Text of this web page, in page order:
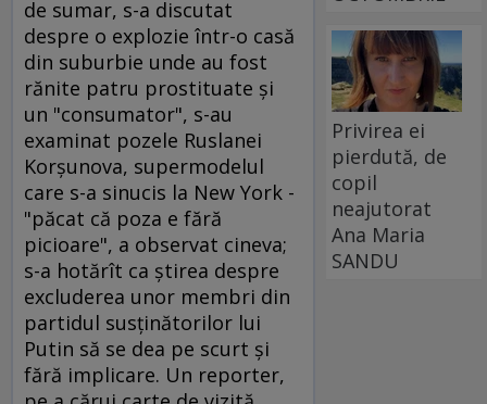
de sumar, s-a discutat
despre o explozie într-o casă
din suburbie unde au fost
rănite patru prostituate şi
un "consumator", s-au
examinat pozele Ruslanei
Korşunova, supermodelul
care s-a sinucis la New York -
"păcat că poza e fără
picioare", a observat cineva;
s-a hotărît ca ştirea despre
excluderea unor membri din
partidul susţinătorilor lui
Putin să se dea pe scurt şi
fără implicare. Un reporter,
Privirea ei
pierdută, de
copil
neajutorat
Ana Maria
SANDU